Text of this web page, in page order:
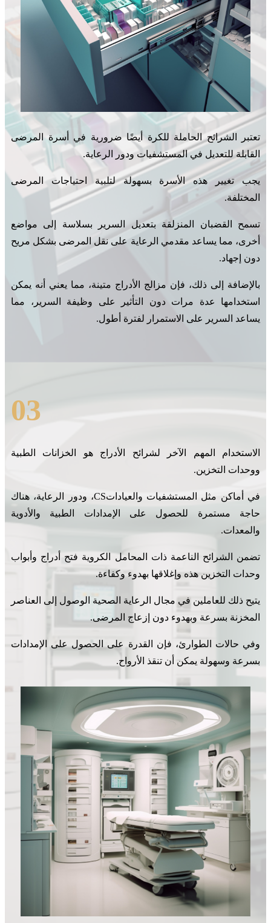
تعتبر الشرائح الحاملة للكرة أيضًا ضرورية في أسرة المرضى
القابلة للتعديل في المستشفيات ودور الرعاية.
يجب تغيير هذه الأسرة بسهولة لتلبية احتياجات المرضى
المختلفة.
تسمح القضبان المنزلقة بتعديل السرير بسلاسة إلى مواضع
أخرى، مما يساعد مقدمي الرعاية على نقل المرضى بشكل مريح
دون إجهاد.
بالإضافة إلى ذلك، فإن مزالج الأدراج متينة، مما يعني أنه يمكن
استخدامها عدة مرات دون التأثير على وظيفة السرير، مما
يساعد السرير على الاستمرار لفترة أطول.
03
الاستخدام المهم الآخر لشرائح الأدراج هو الخزانات الطبية
ووحدات التخزين.
في أماكن مثل المستشفيات والعيادات
CS، ودور الرعاية، هناك
حاجة مستمرة للحصول على الإمدادات الطبية والأدوية
والمعدات.
تضمن الشرائح الناعمة ذات المحامل الكروية فتح أدراج وأبواب
وحدات التخزين هذه وإغلاقها بهدوء وكفاءة.
يتيح ذلك للعاملين في مجال الرعاية الصحية الوصول إلى العناصر
المخزنة بسرعة وبهدوء دون إزعاج المرضى.
وفي حالات الطوارئ، فإن القدرة على الحصول على الإمدادات
بسرعة وسهولة يمكن أن تنقذ الأرواح.